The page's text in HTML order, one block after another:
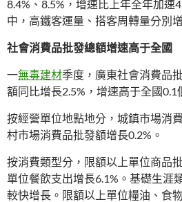
8.4%、8.5%，增速比上年全年加速
中，高鐵客運量、搭客周轉量分別
社會消費品批發總額增速高于全國
一無毒建材季度，廣東社會消費品
額同比增長2.5%，增速高于全國0.1
按經營單位地點地分，城鎮市場消
村市場消費品批發額增長0.2%。
按消費類型分，限額以上單位商品
單位餐飲支出增長6.1%。基礎生涯
較快增長。限額以上單位糧油、食